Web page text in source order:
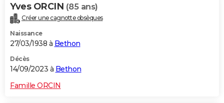
Yves ORCIN (85 ans)
Créer une cagnotte obsèques
Naissance
27/03/1938 à Bethon
Décès
14/09/2023 à Bethon
Famille ORCIN